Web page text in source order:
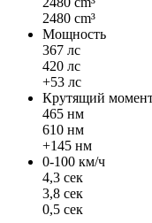
2480 cm³
Мощность
367 лс
420 лс
+53 лс
Крутящий
465 нм
610 нм
+145 нм
0-100 км/ч
4,3 сек
3,8 сек
0,5 сек